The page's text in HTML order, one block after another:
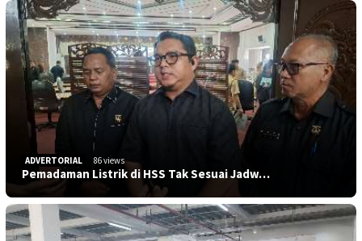
ADVERTORIAL 86 views
Pemadaman Listrik di HSS Tak Sesuai Jadw…